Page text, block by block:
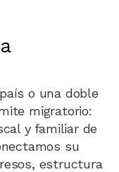
o una doble
migratorio:
y familiar de
su
estructura